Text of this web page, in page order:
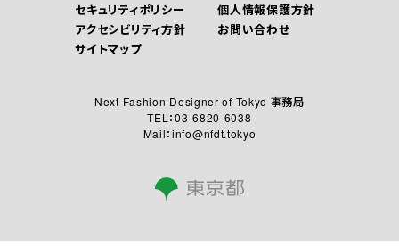
セキュリティポリシー
個人情報保護方針
アクセシビリティ方針
お問い合わせ
サイトマップ
Next Fashion Designer of Tokyo 事務局
TEL：03-6820-6038
Mail：info@nfdt.tokyo